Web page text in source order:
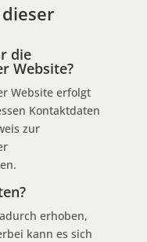
die
Website?
Website erfolgt
Kontaktdaten
zur
erhoben,
kann es sich